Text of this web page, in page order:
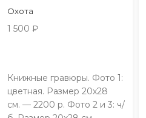
Охота
1 500 ₽
Книжные гравюры. Фото 1:
цветная. Размер 20х28
см. — 2200 р. Фото 2 и 3: ч/